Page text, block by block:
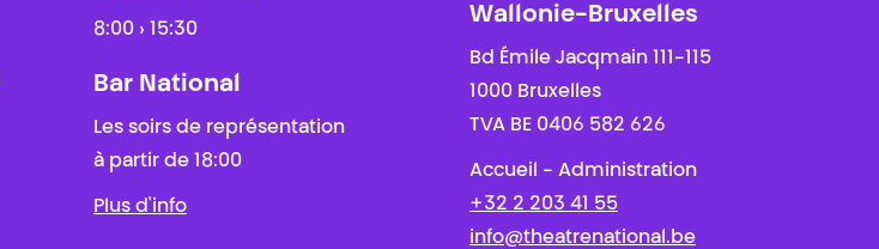
8:00 › 15:30
Bar National
Les soirs de représentation
à partir de 18:00
Plus d'info
Wallonie-Bruxelles
Bd Émile Jacqmain 111-115
1000 Bruxelles
TVA BE 0406 582 626
Accueil - Administration
+32 2 203 41 55
info@theatrenational.be